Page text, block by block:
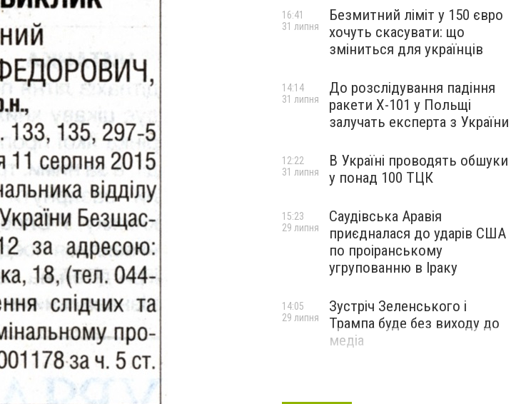
Безмитний ліміт у 150 євро
хочуть скасувати: що
зміниться для українців
16:41
31 липня
До розслідування падіння
ракети Х-101 у Польщі
залучать експерта з України
14:14
31 липня
В Україні проводять обшуки
у понад 100 ТЦК
12:22
31 липня
Саудівська Аравія
приєдналася до ударів США
по проіранському
угрупованню в Іраку
15:23
29 липня
Зустріч Зеленського і
Трампа буде без виходу до
медіа
14:05
29 липня